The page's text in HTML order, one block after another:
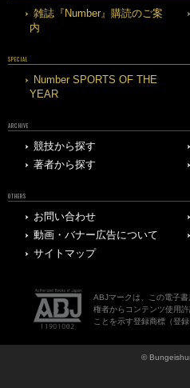
雑誌『Number』購読のご案
内
SPECIAL
Number SPORTS OF THE
YEAR
ARCHIVE
競技から探す
著者から探す
OTHERS
お問い合わせ
動画・バナー広告について
サイトマップ
ABJマークは、この電子
権者からコンテンツ使用
ことを示す登録商標（登
©